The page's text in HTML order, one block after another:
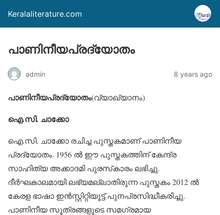
Keralaliterature.com
പാണിനീയപ്രദ്യോതം
admin 8 years ago
പാണിനീയപ്രദ്യോതം(വ്യാഖ്യാനം)
ഐ.സി. ചാക്കോ
ഐ.സി. ചാക്കോ രചിച്ച പുസ്തകമാണ് പാണിനീയ
പ്രദ്യോതം. 1956 ല്‍ ഈ പുസ്തകത്തിന് കേന്ദ്ര
സാഹിത്യ അക്കാദമി പുരസ്‌കാരം ലഭിച്ചു.
ദീര്‍ഘകാലമായി ലഭ്യമല്ലാതിരുന്ന പുസ്തകം 2012 ല്‍
കേരള ഭാഷാ ഇന്‍സ്റ്റിറ്റിയൂട്ട് പുനപ്രസിദ്ധീകരിച്ചു.
പാണിനീയ സൂത്രങ്ങളുടെ സമഗ്രമായ